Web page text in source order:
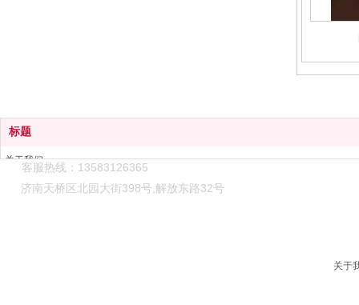
标题
关于我们
客服热线：13583126365
济南天桥区北园大街398号,解放东路32号
关于